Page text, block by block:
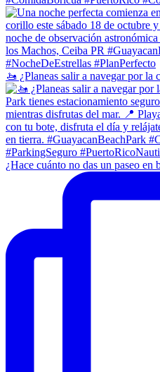
🚤 ¿Planeas salir a navegar por la
¿Hace cuánto no das un paseo en